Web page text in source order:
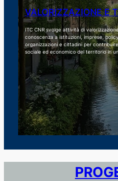
VALORIZZAZIONE E
ITC CNR svolge attività di
conoscenza a istituzioni, imprese,
organizzazioni e cittadini per
sociale ed economico del territorio in